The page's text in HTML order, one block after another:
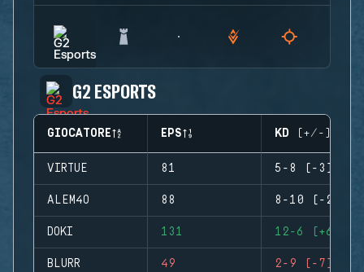
G2 ESPORTS
GIOCATORE EPS KD (+/-)
VIRTUE 81 5-8 (-3)
ALEM4O 88 8-10 (-2)
DOKI 131 12-6 (+6)
BLURR 49 2-9 (-7)